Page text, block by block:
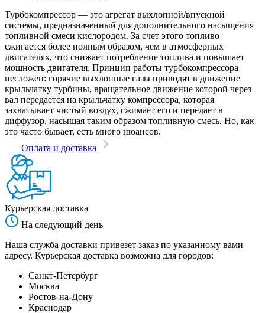
Турбокомпрессор — это агрегат выхлопной/впускной
системы, предназначенный для дополнительного насыщения
топливной смеси кислородом. За счет этого топливо
сжигается более полным образом, чем в атмосферных
двигателях, что снижает потребление топлива и повышает
мощность двигателя. Принцип работы турбокомпрессора
несложен: горячие выхлопные газы приводят в движение
крыльчатку турбины, вращательное движение которой через
вал передается на крыльчатку компрессора, которая
захватывает чистый воздух, сжимает его и передает в
диффузор, насыщая таким образом топливную смесь. Но, как
это часто бывает, есть много нюансов.
Оплата и доставка
Курьерская доставка
На следующий день
Наша служба доставки привезет заказ по указанному вами
адресу. Курьерская доставка возможна для городов:
Санкт-Петербург
Москва
Ростов-на-Дону
Краснодар